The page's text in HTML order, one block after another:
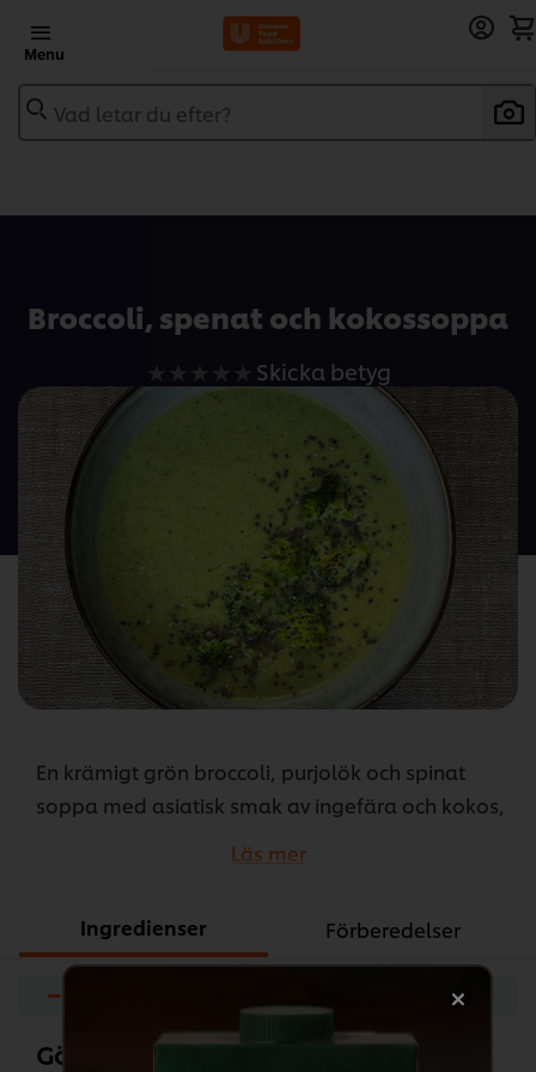
Menu
Vad letar du efter?
Broccoli, spenat och kokossoppa
Inga
betyg
har
skickats
för
denna
recipe
Skicka betyg
En krämigt grön broccoli, purjolök och spinat
soppa med asiatisk smak av ingefära och kokos,
Läs mer
Ingredienser Förberedelser
−
Gör så här